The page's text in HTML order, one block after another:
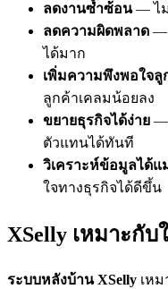
ลดงานซ้ำซ้อน— ไม่
ลดความผิดพลาด —
ได้มาก
เพิ่มความพึงพอใจลู
ลูกค้าเคลมน้อยลง
ขยายธุรกิจได้ง่าย —
ตัวแทนได้ทันที
วิเคราะห์ข้อมูลได้แ
ใจทางธุรกิจได้ดีขึ้น
XSelly เหมาะกับ
ระบบหลังบ้าน XSelly เห